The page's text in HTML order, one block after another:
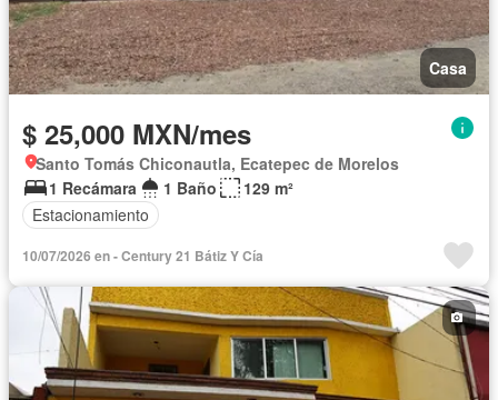
Casa
$ 25,000 MXN/mes
Santo Tomás Chiconautla, Ecatepec de Morelos
1 Recámara
1 Baño
129 m²
Estacionamiento
10/07/2026 en - Century 21 Bátiz Y Cía